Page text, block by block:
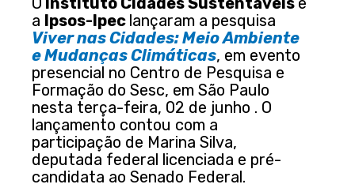
a Ipsos-Ipec lançaram a pesquisa
Viver nas Cidades: Meio Ambiente
e Mudanças Climáticas, em evento
presencial no Centro de Pesquisa e
Formação do Sesc, em São Paulo
nesta terça-feira, 02 de junho . O
lançamento contou com a
participação de Marina Silva,
deputada federal licenciada e pré-
candidata ao Senado Federal.